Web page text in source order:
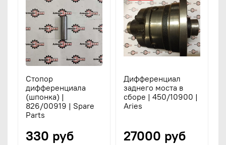
Стопор
дифференциала
(шпонка) |
826/00919 | Spare
Parts
330 руб
Дифференциал
заднего моста в
сборе | 450/10900 |
Aries
27000 руб